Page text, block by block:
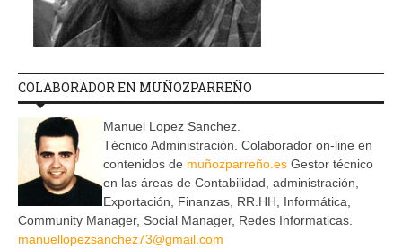
COLABORADOR EN MUÑOZPARREÑO
Manuel Lopez Sanchez.
Técnico Administración. Colaborador on-line en
contenidos de muñozparreño.es Gestor técnico
en las áreas de Contabilidad, administración,
Exportación, Finanzas, RR.HH, Informática,
Community Manager, Social Manager, Redes Informaticas.
manuellopezsanchez73@gmail.com